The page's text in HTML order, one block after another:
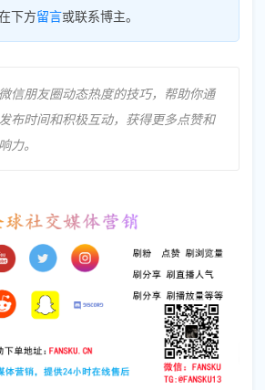
下方留言或联系博主。
信朋友圈动态热度的技巧，帮助你通
布时间和积极互动，获得更多点赞和
力。